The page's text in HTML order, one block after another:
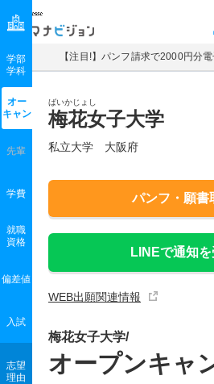
マナビジョン
【注目!】パンフ請求で2000円分
ばいかじょし
梅花女子大学
私立大学 大阪府
パンフ・願書
LINEで通知
WEB出願関連情報
学部
学科
オー
キャン
先輩
学費
就職
資格
偏差値
入試
志望
理由
梅花女子大学/
オープンキャ